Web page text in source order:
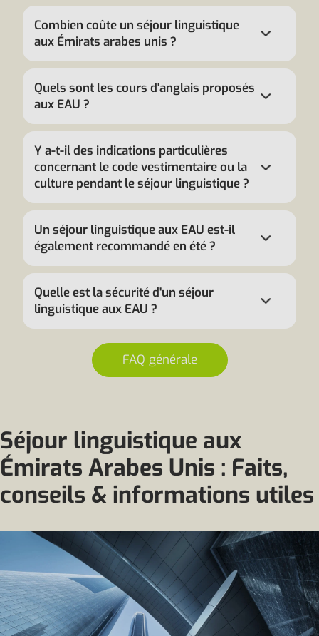
Combien coûte un séjour linguistique
aux Émirats arabes unis ?
Quels sont les cours d'anglais proposés
aux EAU ?
Y a-t-il des indications particulières
concernant le code vestimentaire ou la
culture pendant le séjour linguistique ?
Un séjour linguistique aux EAU est-il
également recommandé en été ?
Quelle est la sécurité d'un séjour
linguistique aux EAU ?
FAQ générale
Séjour linguistique aux
Émirats Arabes Unis : Faits,
conseils & informations utiles